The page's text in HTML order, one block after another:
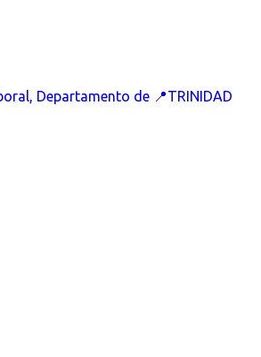
Departamento de 📍TRINIDAD